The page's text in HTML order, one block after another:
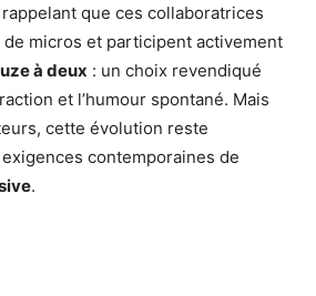
que ces collaboratrices
micros et participent activement
à deux : un choix revendiqué
et l’humour spontané. Mais
cette évolution reste
contemporaines de
.